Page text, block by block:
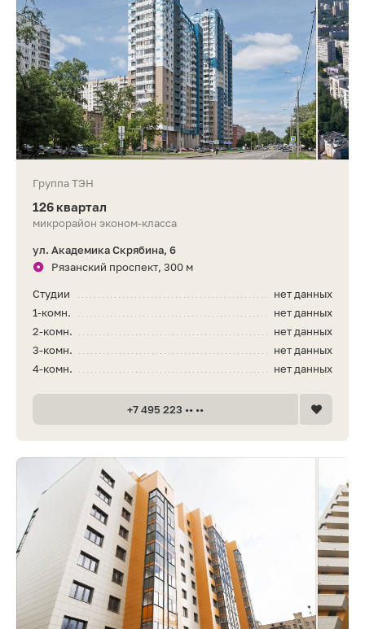
Группа ТЭН
126 квартал
микрорайон эконом-класса
ул. Академика Скрябина, 6
Рязанский проспект, 300 м
нет данных
Студии
нет данных
1-комн.
нет данных
2-комн.
нет данных
3-комн.
нет данных
4-комн.
+7 495 223 •• ••